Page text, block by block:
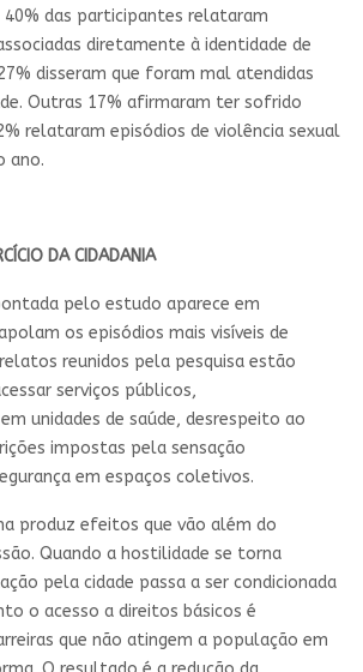
40% das participantes relataram
diretamente à identidade de
disseram que foram mal atendidas
Outras 17% afirmaram ter sofrido
relataram episódios de violência sexual
ano.
DA CIDADANIA
pelo estudo aparece em
os episódios mais visíveis de
reunidos pela pesquisa estão
serviços públicos,
unidades de saúde, desrespeito ao
impostas pela sensação
em espaços coletivos.
produz efeitos que vão além do
Quando a hostilidade se torna
pela cidade passa a ser condicionada
o acesso a direitos básicos é
que não atingem a população em